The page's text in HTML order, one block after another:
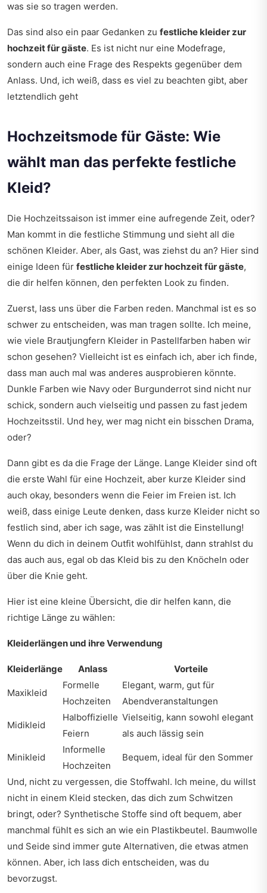
was sie so tragen werden.
Das sind also ein paar Gedanken zu festliche kleider zur
hochzeit für gäste. Es ist nicht nur eine Modefrage,
sondern auch eine Frage des Respekts gegenüber dem
Anlass. Und, ich weiß, dass es viel zu beachten gibt, aber
letztendlich geht
Hochzeitsmode für Gäste: Wie
wählt man das perfekte festliche
Kleid?
Die Hochzeitssaison ist immer eine aufregende Zeit, oder?
Man kommt in die festliche Stimmung und sieht all die
schönen Kleider. Aber, als Gast, was ziehst du an? Hier sind
einige Ideen für festliche kleider zur hochzeit für gäste,
die dir helfen können, den perfekten Look zu finden.
Zuerst, lass uns über die Farben reden. Manchmal ist es so
schwer zu entscheiden, was man tragen sollte. Ich meine,
wie viele Brautjungfern Kleider in Pastellfarben haben wir
schon gesehen? Vielleicht ist es einfach ich, aber ich finde,
dass man auch mal was anderes ausprobieren könnte.
Dunkle Farben wie Navy oder Burgunderrot sind nicht nur
schick, sondern auch vielseitig und passen zu fast jedem
Hochzeitsstil. Und hey, wer mag nicht ein bisschen Drama,
oder?
Dann gibt es da die Frage der Länge. Lange Kleider sind oft
die erste Wahl für eine Hochzeit, aber kurze Kleider sind
auch okay, besonders wenn die Feier im Freien ist. Ich
weiß, dass einige Leute denken, dass kurze Kleider nicht so
festlich sind, aber ich sage, was zählt ist die Einstellung!
Wenn du dich in deinem Outfit wohlfühlst, dann strahlst du
das auch aus, egal ob das Kleid bis zu den Knöcheln oder
über die Knie geht.
Hier ist eine kleine Übersicht, die dir helfen kann, die
richtige Länge zu wählen:
Kleiderlängen und ihre Verwendung
Kleiderlänge Anlass Vorteile
Maxikleid
Formelle
Hochzeiten
Elegant, warm, gut für
Abendveranstaltungen
Midikleid
Halboffizielle
Feiern
Vielseitig, kann sowohl elegant
als auch lässig sein
Minikleid
Informelle
Hochzeiten
Bequem, ideal für den Sommer
Und, nicht zu vergessen, die Stoffwahl. Ich meine, du willst
nicht in einem Kleid stecken, das dich zum Schwitzen
bringt, oder? Synthetische Stoffe sind oft bequem, aber
manchmal fühlt es sich an wie ein Plastikbeutel. Baumwolle
und Seide sind immer gute Alternativen, die etwas atmen
können. Aber, ich lass dich entscheiden, was du
bevorzugst.